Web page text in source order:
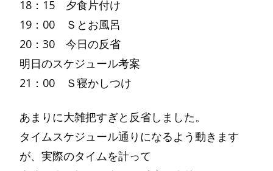
18：15 夕食片付け
19：00 Ｓとお風呂
20：30 今日の反省
明日のスケジュール考案
21：00 Ｓ寝かしつけ
あまりに大雑把すぎと反省しました。
タイムスケジュール通りになるよう動きます
が、実際のタイムを計って